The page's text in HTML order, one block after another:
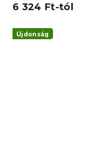
6 324 Ft-tól
Újdonság